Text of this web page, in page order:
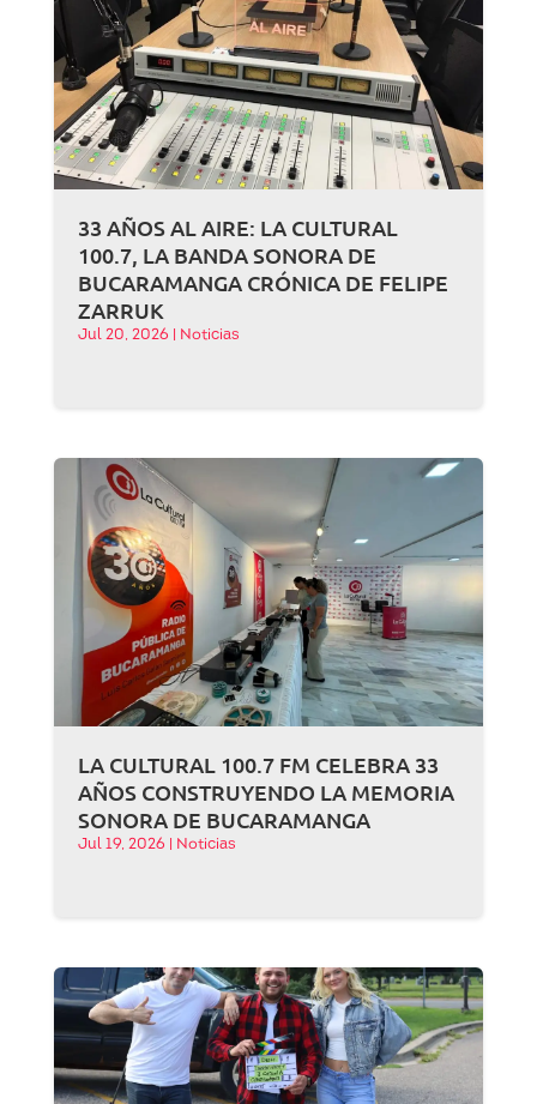
33 AÑOS AL AIRE: LA CULTURAL
100.7, LA BANDA SONORA DE
BUCARAMANGA CRÓNICA DE FELIPE
ZARRUK
Jul 20, 2026 Noticias
LA CULTURAL 100.7 FM CELEBRA 33
AÑOS CONSTRUYENDO LA MEMORIA
SONORA DE BUCARAMANGA
Jul 19, 2026 Noticias